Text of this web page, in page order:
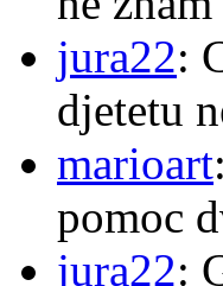
jura22:
djetetu
marioart
pomoc
jura22: